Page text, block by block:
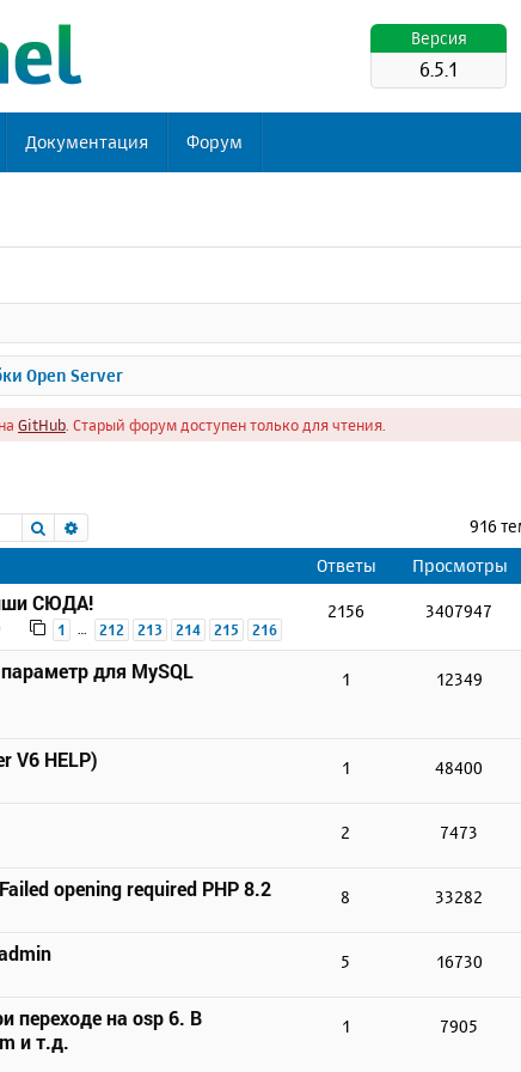
Версия
6.5.1
Документация Форум
Open Server
GitHub . Старый форум доступен только для чтения.
Поиск 916
Ответы Просмотры
СЮДА!
1 212 213 214 215 216
2156 3407947
для MySQL
1 12349
V6 HELP) 1 48400
2 7473
opening required PHP 8.2 8 33282
5 16730
переходе на osp 6. В
и т.д.
1 7905